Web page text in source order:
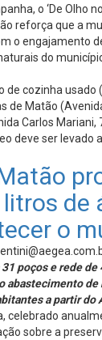
o ‘De Olho
reforça que a
o engajamento
do
de cozinha usado
de Matão
Carlos Mariani,
deve ser levado
de
o
poços e rede
o abastecimento de
a partir do
celebrado
sobre a